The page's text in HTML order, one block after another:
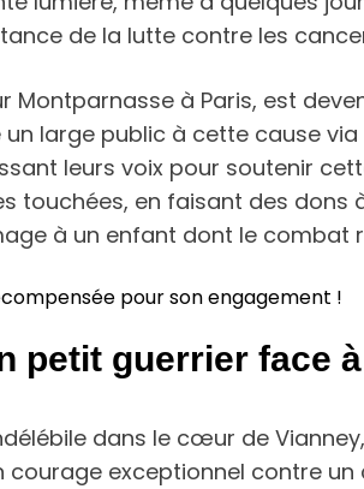
de la lutte contre les
Montparnasse à Paris, est
un large public à cette cause
leurs voix pour soutenir
touchées, en faisant des dons
à un enfant dont le combat
pour son engagement !
petit guerrier face
dans le cœur de
exceptionnel contre